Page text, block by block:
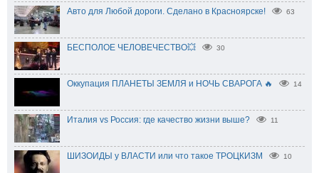
Авто для Любой дороги. Сделано в Красноярске! 63
БЕСПОЛОЕ ЧЕЛОВЕЧЕСТВО💥 30
Оккупация ПЛАНЕТЫ ЗЕМЛЯ и НОЧЬ СВАРОГА 🔥 14
Италия vs Россия: где качество жизни выше? 11
ШИЗОИДЫ у ВЛАСТИ или что такое ТРОЦКИЗМ 10